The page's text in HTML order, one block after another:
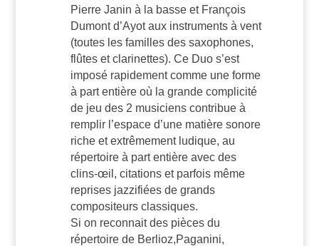
Pierre Janin à la basse et François
Dumont d’Ayotaux instruments à vent
(toutes les familles des saxophones,
flûtes et clarinettes). Ce Duo s’est
imposé rapidement comme une forme
à part entière où la grande complicité
de jeu des 2 musiciens contribue à
remplir l’espace d’une matière sonore
riche et extrêmement ludique, au
répertoire à part entière avec des
clins-œil, citations et parfois même
reprises jazzifiées de grands
compositeurs classiques.
Si on reconnait des pièces du
répertoire de Berlioz,Paganini,